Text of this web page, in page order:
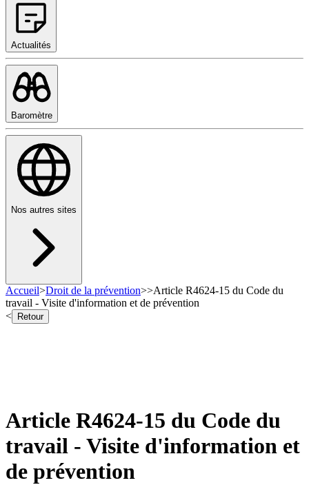
Actualités
Baromètre
Nos autres sites
Accueil>Droit de la prévention>>Article R4624-15 du Code du
travail - Visite d'information et de prévention
<
Retour
Article R4624-15 du Code du
travail - Visite d'information et
de prévention